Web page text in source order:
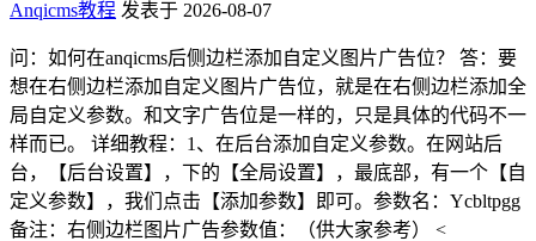
Anqicms教程 发表于 2026-08-07
问：如何在anqicms后侧边栏添加自定义图片广告位？ 答：要
想在右侧边栏添加自定义图片广告位，就是在右侧边栏添加全
局自定义参数。和文字广告位是一样的，只是具体的代码不一
样而已。 详细教程：1、在后台添加自定义参数。在网站后
台，【后台设置】，下的【全局设置】，最底部，有一个【自
定义参数】，我们点击【添加参数】即可。参数名：Ycbltpgg
备注：右侧边栏图片广告参数值：（供大家参考） <